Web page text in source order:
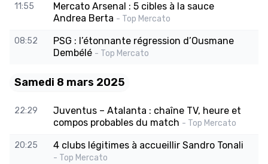
11:55
Mercato Arsenal : 5 cibles à la sauce
Andrea Berta - Top Mercato
08:52
PSG : l’étonnante régression d’Ousmane
Dembélé - Top Mercato
Samedi 8 mars 2025
22:29
Juventus – Atalanta : chaîne TV, heure et
compos probables du match - Top Mercato
20:25 4 clubs légitimes à accueillir Sandro Tonali
- Top Mercato